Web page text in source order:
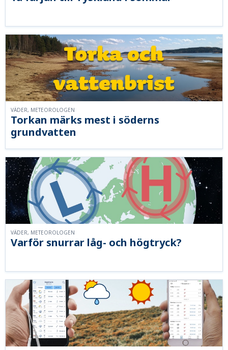
Torkan märks mest i söderns
grundvatten
VÄDER, METEOROLOGEN
Varför snurrar låg- och högtryck?
VÄDER, METEOROLOGEN